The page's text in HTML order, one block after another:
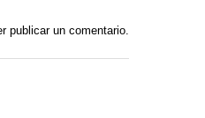
publicar un comentario.